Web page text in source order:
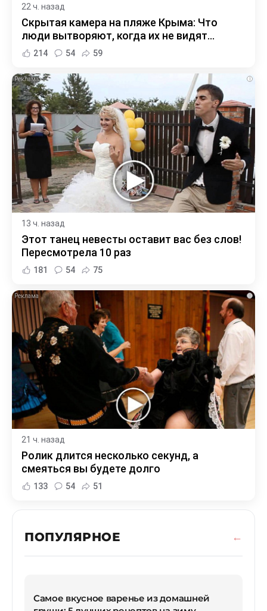
22 ч. назад
Скрытая камера на пляже Крыма: Что
люди вытворяют, когда их не видят...
214 54 59
i
13 ч. назад
Этот танец невесты оставит вас без слов!
Пересмотрела 10 раз
181 54 75
i
21 ч. назад
Ролик длится несколько секунд, а
смеяться вы будете долго
133 54 51
ПОПУЛЯРНОЕ
Самое вкусное варенье из домашней